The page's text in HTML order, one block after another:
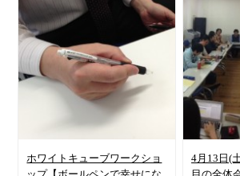
ホワイトキューブワークショ
4月13日(